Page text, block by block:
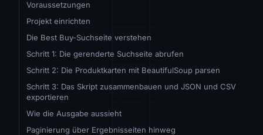
Voraussetzungen
Projekt einrichten
Die Best Buy-Suchseite verstehen
Schritt 1: Die gerenderte Suchseite abrufen
Schritt 2: Die Produktkarten mit BeautifulSoup parsen
Schritt 3: Das Skript zusammenbauen und JSON und CSV
exportieren
Wie die Ausgabe aussieht
Paginierung über Ergebnisseiten hinweg